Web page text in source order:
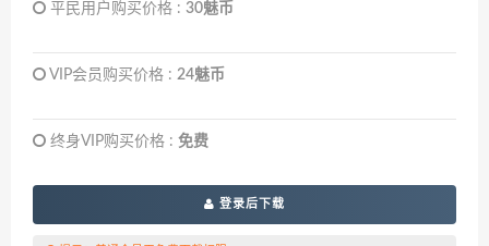
平民用户购买价格 : 30魅币
VIP会员购买价格 : 24魅币
终身VIP购买价格 : 免费
登录后下载